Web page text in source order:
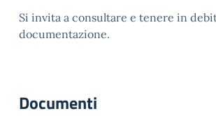
Si invita a consultare e tenere in
documentazione.
Documenti